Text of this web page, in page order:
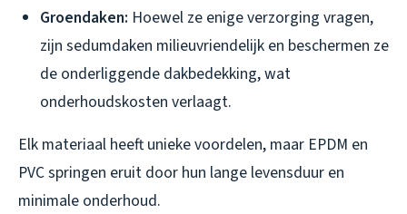
Groendaken: Hoewel ze enige verzorging vragen,
zijn sedumdaken milieuvriendelijk en beschermen ze
de onderliggende dakbedekking, wat
onderhoudskosten verlaagt.
Elk materiaal heeft unieke voordelen, maar EPDM en
PVC springen eruit door hun lange levensduur en
minimale onderhoud.